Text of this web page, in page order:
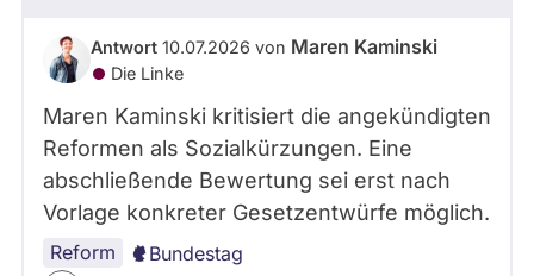
Antwort 10.07.2026 von Maren Kaminski
Die Linke
Maren Kaminski kritisiert die angekündigten
Reformen als Sozialkürzungen. Eine
abschließende Bewertung sei erst nach
Vorlage konkreter Gesetzentwürfe möglich.
Reform Bundestag